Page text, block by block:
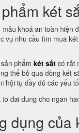
két
mẫu khoá an toàn hiện
vụ nhu cầu tìm mua
phẩm két sắt có rất
thể bỏ qua dòng két
hội tụ đầy đủ các yếu
dụng của